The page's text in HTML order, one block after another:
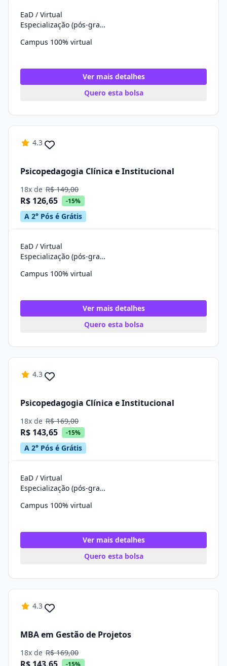
EaD / Virtual
Especialização (pós-graduação)
Campus 100% virtual
Ver mais detalhes
Quero esta bolsa
4.3
Psicopedagogia Clínica e Institucional
18x de R$ 149,00
R$ 126,65 -15%
A 2° Pós é Grátis
EaD / Virtual
Especialização (pós-graduação)
Campus 100% virtual
Ver mais detalhes
Quero esta bolsa
4.3
Psicopedagogia Clínica e Institucional
18x de R$ 169,00
R$ 143,65 -15%
A 2° Pós é Grátis
EaD / Virtual
Especialização (pós-graduação)
Campus 100% virtual
Ver mais detalhes
Quero esta bolsa
4.3
MBA em Gestão de Projetos
18x de R$ 169,00
R$ 143,65 -15%